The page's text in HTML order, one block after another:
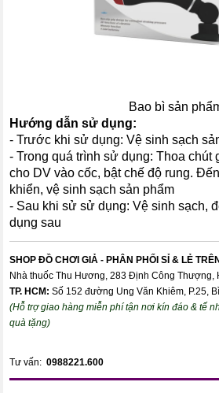
Bao bì sản
Hướng dẫn sử dụng:
- Trước khi sử dụng: Vệ sinh sạch
- Trong quá trình sử dụng: Thoa chút
cho DV vào cốc, bật chế độ rung.
khiển, vệ sinh sạch sản phẩm
- Sau khi sử sử dụng: Vệ sinh sạch,
dụng sau
SHOP ĐỒ CHƠI GIẢ - PHÂN PHỐI SỈ & LẺ
Nhà thuốc Thu Hương, 283 Định Công Thượng,
TP. HCM: Số 152 đường Ung Văn Khiêm, P.25,
(Hỗ trợ giao hàng miễn phí tận nơi kín đáo & tế
quà tặng)
Tư vấn:0988221.600